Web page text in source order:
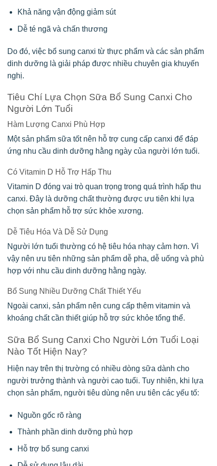
Khả năng vận động giảm sút
Dễ té ngã và chấn thương
Do đó, việc bổ sung canxi từ thực phẩm và các sản phẩm
dinh dưỡng là giải pháp được nhiều chuyên gia khuyến
nghị.
Tiêu Chí Lựa Chọn Sữa Bổ Sung Canxi Cho
Người Lớn Tuổi
Hàm Lượng Canxi Phù Hợp
Một sản phẩm sữa tốt nên hỗ trợ cung cấp canxi để đáp
ứng nhu cầu dinh dưỡng hằng ngày của người lớn tuổi.
Có Vitamin D Hỗ Trợ Hấp Thu
Vitamin D đóng vai trò quan trọng trong quá trình hấp thu
canxi. Đây là dưỡng chất thường được ưu tiên khi lựa
chọn sản phẩm hỗ trợ sức khỏe xương.
Dễ Tiêu Hóa Và Dễ Sử Dụng
Người lớn tuổi thường có hệ tiêu hóa nhạy cảm hơn. Vì
vậy nên ưu tiên những sản phẩm dễ pha, dễ uống và phù
hợp với nhu cầu dinh dưỡng hằng ngày.
Bổ Sung Nhiều Dưỡng Chất Thiết Yếu
Ngoài canxi, sản phẩm nên cung cấp thêm vitamin và
khoáng chất cần thiết giúp hỗ trợ sức khỏe tổng thể.
Sữa Bổ Sung Canxi Cho Người Lớn Tuổi Loại
Nào Tốt Hiện Nay?
Hiện nay trên thị trường có nhiều dòng sữa dành cho
người trưởng thành và người cao tuổi. Tuy nhiên, khi lựa
chọn sản phẩm, người tiêu dùng nên ưu tiên các yếu tố:
Nguồn gốc rõ ràng
Thành phần dinh dưỡng phù hợp
Hỗ trợ bổ sung canxi